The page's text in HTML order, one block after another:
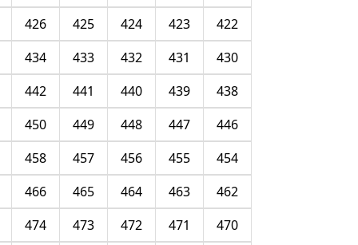
422
423
424
425
426
430
431
432
433
434
438
439
440
441
442
446
447
448
449
450
454
455
456
457
458
462
463
464
465
466
470
471
472
473
474